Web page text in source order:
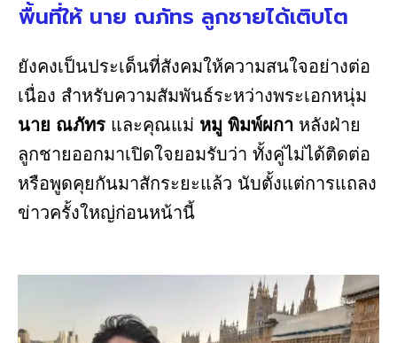
พื้นที่ให้ นาย ณภัทร ลูกชายได้เติบโต
ยังคงเป็นประเด็นที่สังคมให้ความสนใจอย่างต่อ
เนื่อง สำหรับความสัมพันธ์ระหว่างพระเอกหนุ่ม
นาย ณภัทร และคุณแม่ หมู พิมพ์ผกา หลังฝ่าย
ลูกชายออกมาเปิดใจยอมรับว่า ทั้งคู่ไม่ได้ติดต่อ
หรือพูดคุยกันมาสักระยะแล้ว นับตั้งแต่การแถลง
ข่าวครั้งใหญ่ก่อนหน้านี้